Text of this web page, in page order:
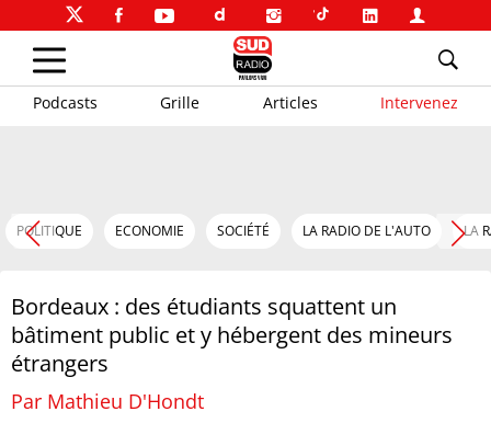
Podcasts Grille Articles Intervenez
POLITIQUE ECONOMIE SOCIÉTÉ LA RADIO DE L'AUTO LA
Bordeaux : des étudiants squattent un
bâtiment public et y hébergent des mineurs
étrangers
Par Mathieu D'Hondt